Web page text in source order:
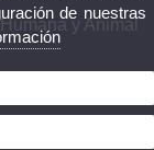
y Animal
Valencia
de nuestras